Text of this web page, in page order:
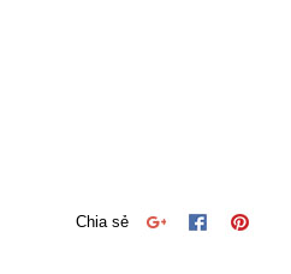
Chia sẻ